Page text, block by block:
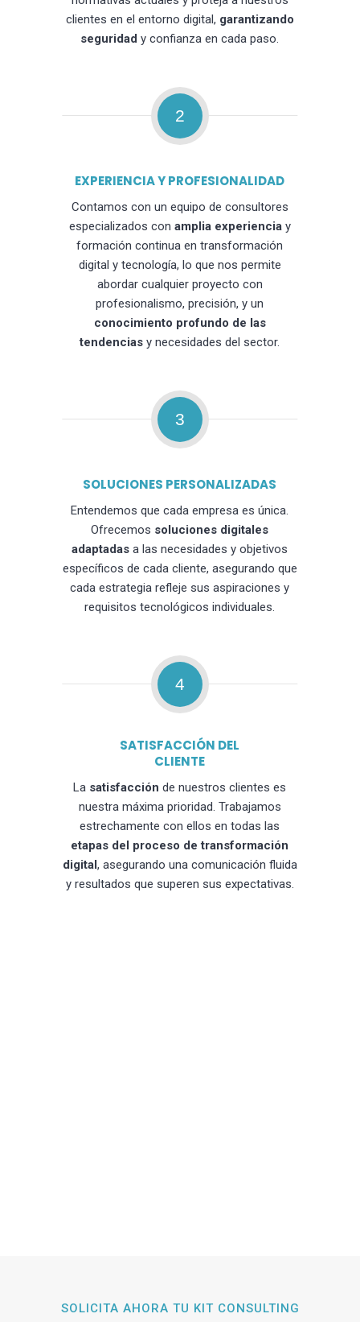
clientes en el entorno digital, garantizando
seguridad y confianza en cada paso.
2
EXPERIENCIA Y PROFESIONALIDAD
Contamos con un equipo de consultores
especializados con amplia experienciay
formación continua en transformación
digital y tecnología, lo que nos permite
abordar cualquier proyecto con
profesionalismo, precisión, y un
conocimiento profundo de las
tendencias y necesidades del sector.
3
SOLUCIONES PERSONALIZADAS
Entendemos que cada empresa es única.
Ofrecemos soluciones digitales
adaptadas a las necesidades y objetivos
específicos de cada cliente, asegurando que
cada estrategia refleje sus aspiraciones y
requisitos tecnológicos individuales.
4
SATISFACCIÓN DEL
CLIENTE
La satisfacción de nuestros clientes es
nuestra máxima prioridad. Trabajamos
estrechamente con ellos en todas las
etapas del proceso de transformación
digital, asegurando una comunicación fluida
y resultados que superen sus expectativas.
SOLICITA AHORA TU KIT CONSULTING